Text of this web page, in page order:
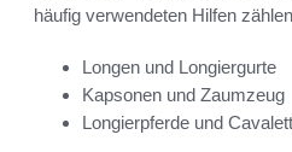
häufig verwendeten Hilfen
Longen und Longiergurte
Kapsonen und Zaumzeug
Longierpferde und